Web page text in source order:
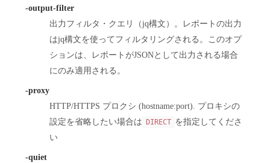
-output-filter
出力フィルタ・クエリ（jq構文）。レポートの出力
はjq構文を使ってフィルタリングされる。このオプ
ションは、レポートがJSONとして出力される場合
にのみ適用される。
-proxy
HTTP/HTTPS プロクシ (hostname:port). プロキシの
設定を省略したい場合は
DIRECT を指定してくださ
い
-quiet